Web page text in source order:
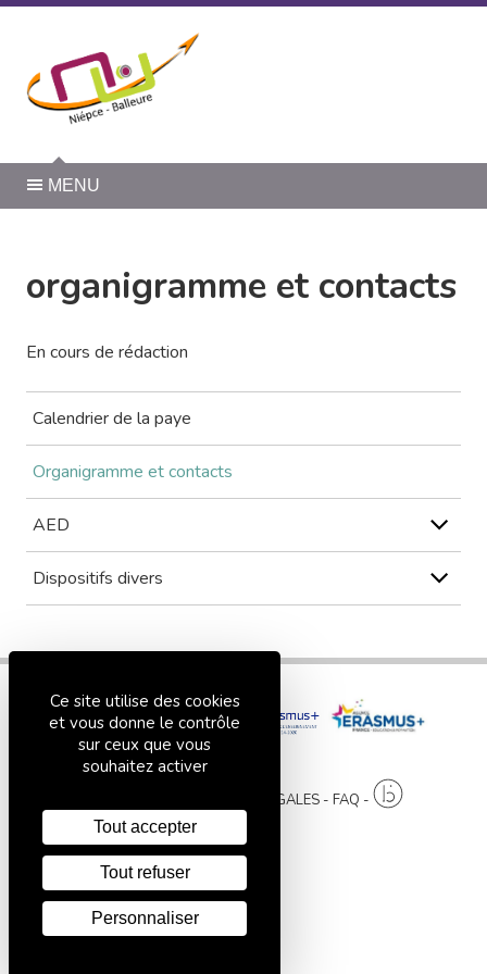
MENU
organigramme et contacts
En cours de rédaction
Calendrier de la paye
Organigramme et contacts
AED
Dispositifs divers
MENTIONS LÉGALES FAQ
Panneau de gestion des cookies
Ce site utilise des cookies
et vous donne le contrôle
sur ceux que vous
souhaitez activer
Tout accepter
Tout refuser
Personnaliser